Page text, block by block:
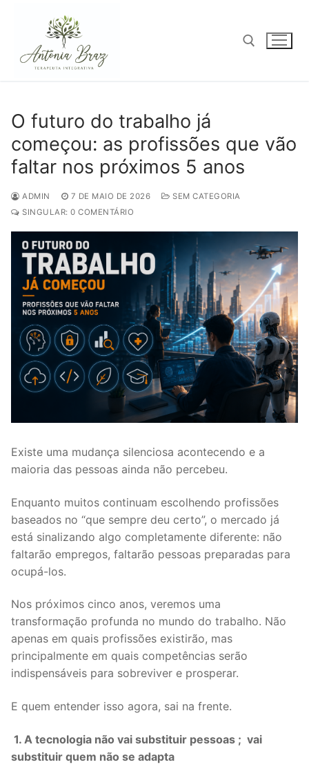
conteúdo
O futuro do trabalho já
começou: as profissões que vão
faltar nos próximos 5 anos
ADMIN 7 DE MAIO DE 2026
SEM CATEGORIA
SINGULAR: 0 COMENTÁRIO
Existe uma mudança silenciosa acontecendo e a
maioria das pessoas ainda não percebeu.
Enquanto muitos continuam escolhendo profissões
baseados no “que sempre deu certo”, o mercado já
está sinalizando algo completamente diferente: não
faltarão empregos, faltarão pessoas preparadas para
ocupá-los.
Nos próximos cinco anos, veremos uma
transformação profunda no mundo do trabalho. Não
apenas em quais profissões existirão, mas
principalmente em quais competências serão
indispensáveis para sobreviver e prosperar.
E quem entender isso agora, sai na frente.
1. A tecnologia não vai substituir pessoas ; vai
substituir quem não se adapta